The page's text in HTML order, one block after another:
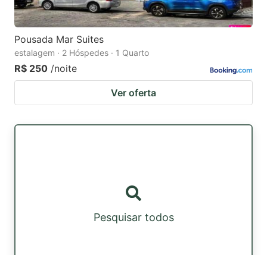
Pousada Mar Suites
estalagem · 2 Hóspedes · 1 Quarto
R$ 250 /noite
Ver oferta
Pesquisar todos